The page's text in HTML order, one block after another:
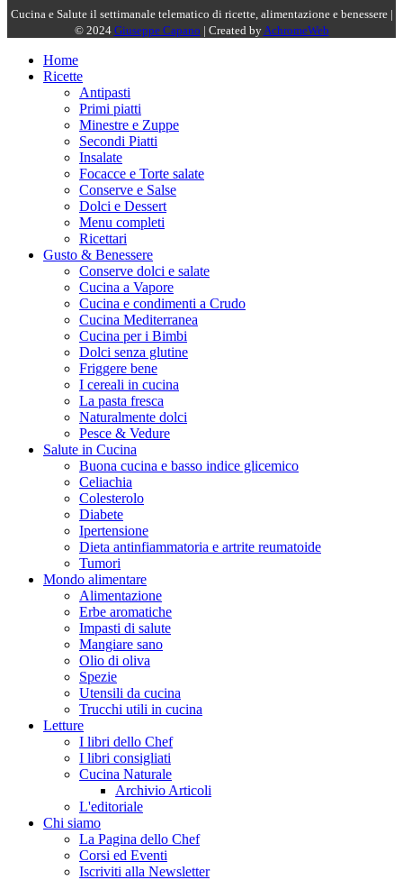
Cucina e Salute il settimanale telematico di ricette, alimentazione e benessere |
© 2024 Giuseppe Capano | Created by AchromeWeb
Home
Ricette
Antipasti
Primi piatti
Minestre e Zuppe
Secondi Piatti
Insalate
Focacce e Torte salate
Conserve e Salse
Dolci e Dessert
Menu completi
Ricettari
Gusto & Benessere
Conserve dolci e salate
Cucina a Vapore
Cucina e condimenti a Crudo
Cucina Mediterranea
Cucina per i Bimbi
Dolci senza glutine
Friggere bene
I cereali in cucina
La pasta fresca
Naturalmente dolci
Pesce & Vedure
Salute in Cucina
Buona cucina e basso indice glicemico
Celiachia
Colesterolo
Diabete
Ipertensione
Dieta antinfiammatoria e artrite reumatoide
Tumori
Mondo alimentare
Alimentazione
Erbe aromatiche
Impasti di salute
Mangiare sano
Olio di oliva
Spezie
Utensili da cucina
Trucchi utili in cucina
Letture
I libri dello Chef
I libri consigliati
Cucina Naturale
Archivio Articoli
L'editoriale
Chi siamo
La Pagina dello Chef
Corsi ed Eventi
Iscriviti alla Newsletter